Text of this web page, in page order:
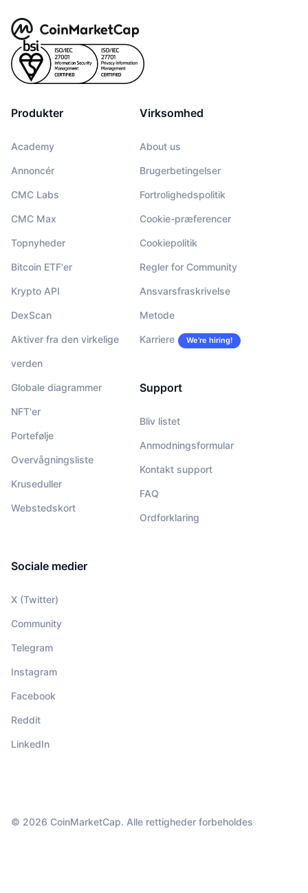
Produkter
Academy
Annoncér
CMC Labs
CMC Max
Topnyheder
Bitcoin ETF'er
Krypto API
DexScan
Aktiver fra den virkelige
verden
Globale diagrammer
NFT'er
Portefølje
Overvågningsliste
Kruseduller
Webstedskort
Virksomhed
About us
Brugerbetingelser
Fortrolighedspolitik
Cookie-præferencer
Cookiepolitik
Regler for Community
Ansvarsfraskrivelse
Metode
Karriere We’re hiring!
Support
Bliv listet
Anmodningsformular
Kontakt support
FAQ
Ordforklaring
Sociale medier
X (Twitter)
Community
Telegram
Instagram
Facebook
Reddit
LinkedIn
© 2026 CoinMarketCap. Alle rettigheder forbeholdes